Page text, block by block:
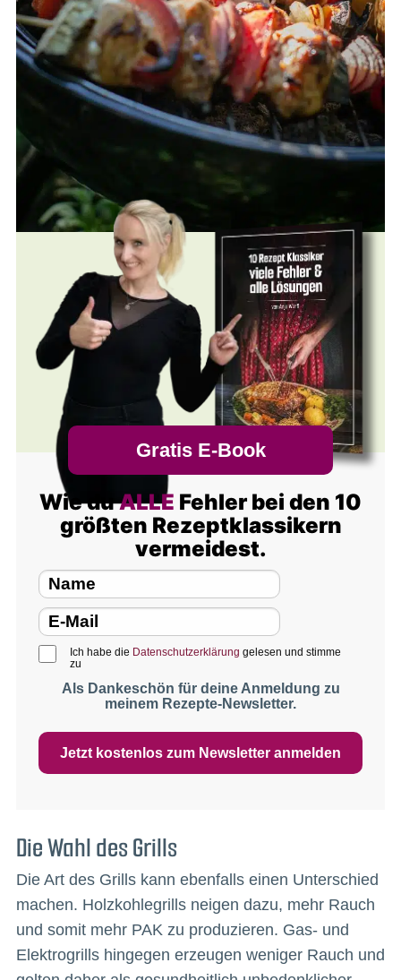
Gratis E-Book
Wie duALLE Fehler bei den 10
größten Rezeptklassikern
vermeidest.
Ich habe die Datenschutzerklärung gelesen und stimme
zu
Als Dankeschön für deine Anmeldung zu
meinem Rezepte-Newsletter.
Jetzt kostenlos zum Newsletter anmelden
Die Wahl des Grills
Die Art des Grills kann ebenfalls einen Unterschied
machen. Holzkohlegrills neigen dazu, mehr Rauch
und somit mehr PAK zu produzieren. Gas- und
Elektrogrills hingegen erzeugen weniger Rauch und